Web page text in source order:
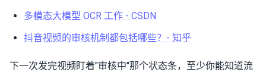
多模态大模型 OCR 工作 - CSDN
抖音视频的审核机制都包括哪些？- 知乎
下一次发完视频盯着"审核中"那个状态条，至少你能知道流